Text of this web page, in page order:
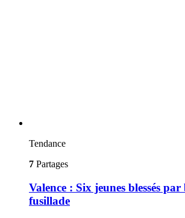
Tendance
7 Partages
Valence : Six jeunes blessés
fusillade